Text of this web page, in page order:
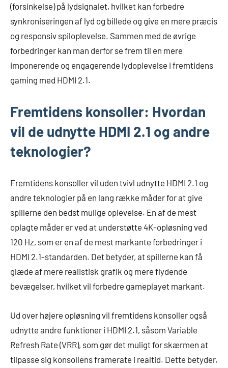
(forsinkelse) på lydsignalet, hvilket kan forbedre
synkroniseringen af lyd og billede og give en mere præcis
og responsiv spiloplevelse. Sammen med de øvrige
forbedringer kan man derfor se frem til en mere
imponerende og engagerende lydoplevelse i fremtidens
gaming med HDMI 2.1.
Fremtidens konsoller: Hvordan
vil de udnytte HDMI 2.1 og andre
teknologier?
Fremtidens konsoller vil uden tvivl udnytte HDMI 2.1 og
andre teknologier på en lang række måder for at give
spillerne den bedst mulige oplevelse. En af de mest
oplagte måder er ved at understøtte 4K-opløsning ved
120 Hz, som er en af de mest markante forbedringer i
HDMI 2.1-standarden. Det betyder, at spillerne kan få
glæde af mere realistisk grafik og mere flydende
bevægelser, hvilket vil forbedre gameplayet markant.
Ud over højere opløsning vil fremtidens konsoller også
udnytte andre funktioner i HDMI 2.1, såsom Variable
Refresh Rate (VRR), som gør det muligt for skærmen at
tilpasse sig konsollens framerate i realtid. Dette betyder,